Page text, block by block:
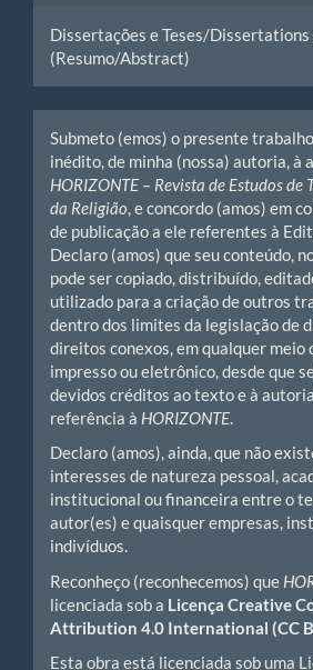
Dissertações e Teses/Dissertations
(Resumo/Abstract)
Submeto (emos) o presente
inédito, de minha (nossa) autoria, à
HORIZONTE – Revista de Estudos de
da Religião, e concordo (amos) em
de publicação a ele referentes à
Declaro (amos) que seu conteúdo,
pode ser copiado, distribuído,
utilizado para a criação de outros
dentro dos limites da legislação de
direitos conexos, em qualquer meio
impresso ou eletrônico, desde que
devidos créditos ao texto e à
referência à HORIZONTE.
Declaro (amos), ainda, que não
interesses de natureza pessoal,
institucional ou financeira entre o
autor(es) e quaisquer empresas,
indivíduos.
Reconheço (reconhecemos) que
licenciada sob a Licença Creative
Attribution 4.0 International (CC
Esta obra está licenciada sob uma